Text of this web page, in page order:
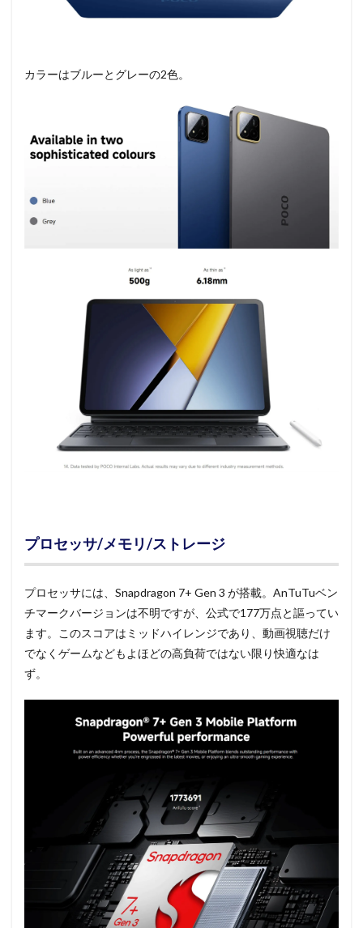
カラーはブルーとグレーの2色。
プロセッサ/メモリ/ストレージ
プロセッサには、Snapdragon 7+ Gen 3 が搭載。AnTuTuベン
チマークバージョンは不明ですが、公式で177万点と謳ってい
ます。このスコアはミッドハイレンジであり、動画視聴だけ
でなくゲームなどもよほどの高負荷ではない限り快適なは
ず。